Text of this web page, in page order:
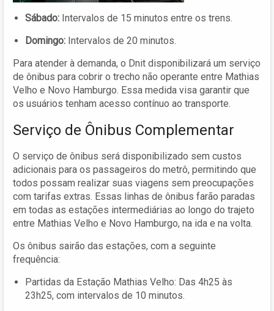
Sábado: Intervalos de 15 minutos entre os trens.
Domingo: Intervalos de 20 minutos.
Para atender à demanda, o Dnit disponibilizará um serviço
de ônibus para cobrir o trecho não operante entre Mathias
Velho e Novo Hamburgo. Essa medida visa garantir que
os usuários tenham acesso contínuo ao transporte.
Serviço de Ônibus Complementar
O serviço de ônibus será disponibilizado sem custos
adicionais para os passageiros do metrô, permitindo que
todos possam realizar suas viagens sem preocupações
com tarifas extras. Essas linhas de ônibus farão paradas
em todas as estações intermediárias ao longo do trajeto
entre Mathias Velho e Novo Hamburgo, na ida e na volta.
Os ônibus sairão das estações, com a seguinte
frequência:
Partidas da Estação Mathias Velho: Das 4h25 às
23h25, com intervalos de 10 minutos.